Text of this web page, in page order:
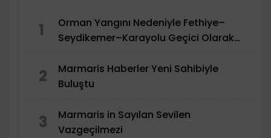
1
Orman Yangını Nedeniyle Fethiye–
Seydikemer–Karayolu Geçici Olarak
2
Marmaris Haberler Yeni Sahibiyle
Buluştu
3
Marmaris in Sayılan Sevilen
Vazgeçilmezi